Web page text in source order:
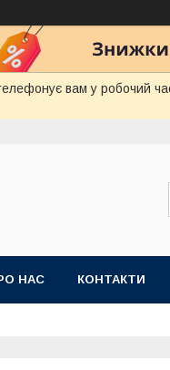
вам у робочий
НАС КОНТАКТИ